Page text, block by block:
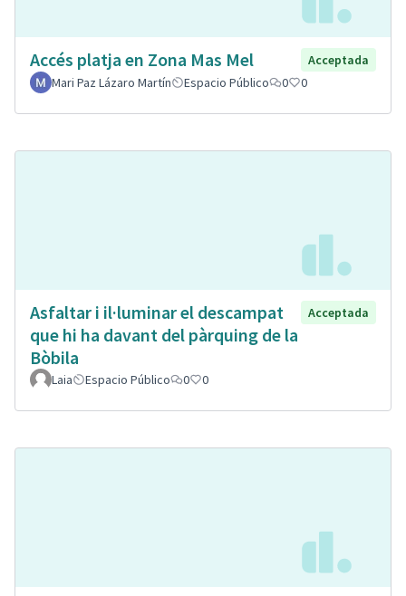
Accés platja en Zona Mas Mel
Acceptada
Mari Paz Lázaro Martín
Espacio Público 0 0
Asfaltar i il·luminar el descampat
que hi ha davant del pàrquing de la
Bòbila
Acceptada
Laia Espacio Público 0 0